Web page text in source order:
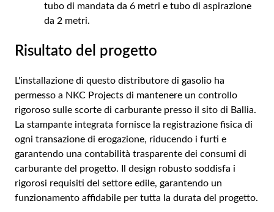
tubo di mandata da 6 metri e tubo di aspirazione
da 2 metri.
Risultato del progetto
L'installazione di questo distributore di gasolio ha
permesso a NKC Projects di mantenere un controllo
rigoroso sulle scorte di carburante presso il sito di Ballia.
La stampante integrata fornisce la registrazione fisica di
ogni transazione di erogazione, riducendo i furti e
garantendo una contabilità trasparente dei consumi di
carburante del progetto. Il design robusto soddisfa i
rigorosi requisiti del settore edile, garantendo un
funzionamento affidabile per tutta la durata del progetto.